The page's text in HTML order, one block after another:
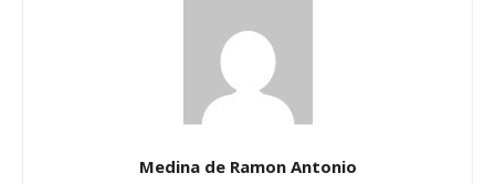
Medina de Ramon Antonio